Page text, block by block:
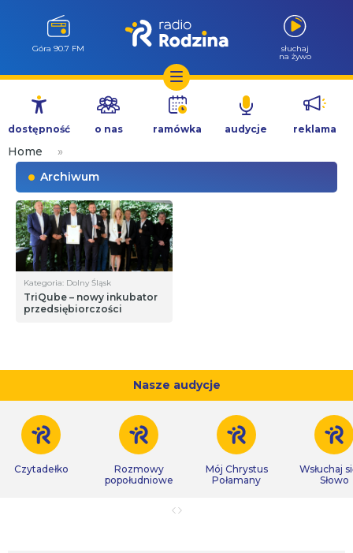
Przejdź
treści
Góra 90.7 FM słuchaj
na żywo
dostępność o nas ramówka audycje reklama
Home
»
Archiwum
Kategoria: Dolny Śląsk
TriQube – nowy inkubator
przedsiębiorczości
Nasze audycje
Czytadełko
Rozmowy
popołudniowe
Mój Chrystus
Połamany
Wsłuchaj
Słowo